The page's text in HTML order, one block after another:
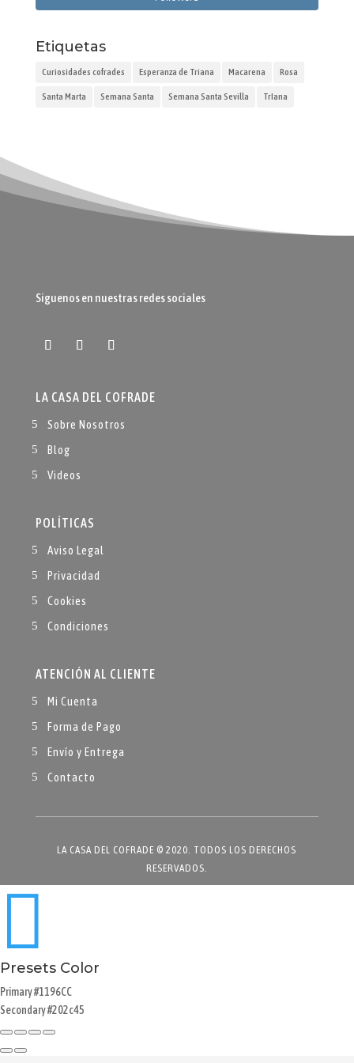
Etiquetas
Curiosidades cofrades Esperanza de Triana Macarena Rosa
Santa Marta Semana Santa Semana Santa Sevilla TrIana
Siguenos en nuestras redes sociales
LA CASA DEL COFRADE
Sobre Nosotros
Blog
Videos
POLÍTICAS
Aviso Legal
Privacidad
Cookies
Condiciones
ATENCIÓN AL CLIENTE
Mi Cuenta
Forma de Pago
Envío y Entrega
Contacto
LA CASA DEL COFRADE © 2020. TODOS LOS DERECHOS
RESERVADOS.

Presets Color
Primary#1196CC
Secondary#202c45